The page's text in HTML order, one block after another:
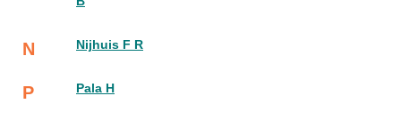
N Nijhuis F R
P Pala H